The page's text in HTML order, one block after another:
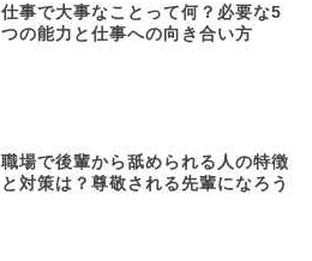
仕事で大事なことって何？必要な5
つの能力と仕事への向き合い方
職場で後輩から舐められる人の特徴
と対策は？尊敬される先輩になろう